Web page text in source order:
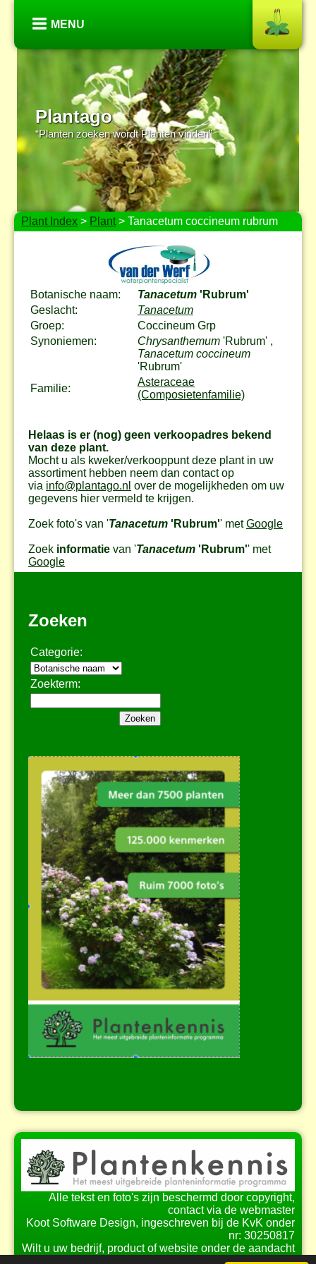
MENU
Plantago
“Planten zoeken wordt Planten vinden”
Plant Index > Plant> Tanacetum coccineum rubrum
Botanische naam: Tanacetum 'Rubrum'
Geslacht:
Tanacetum
Groep:
Coccineum Grp
Synoniemen:
Chrysanthemum 'Rubrum' ,
Tanacetum coccineum
'Rubrum'
Familie:
Asteraceae
(Composietenfamilie)
Helaas is er (nog) geen verkoopadres bekend
van deze plant.
Mocht u als kweker/verkooppunt deze plant in uw
assortiment hebben neem dan contact op
via info@plantago.nl over de mogelijkheden om uw
gegevens hier vermeld te krijgen.
Zoek foto's van 'Tanacetum 'Rubrum'' metGoogle
Zoek informatie van 'Tanacetum 'Rubrum'' met
Google
Zoeken
Categorie:
Zoekterm:
Alle tekst en foto's zijn beschermd door copyright,
contact via de webmaster
Koot Software Design, ingeschreven bij de KvK onder
nr: 30250817
Wilt u uw bedrijf, product of website onder de aandacht
brengen bij onze bezoekers?